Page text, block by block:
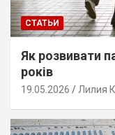
СТАТЬИ
Як розвивати
років
19.05.2026 Лилия